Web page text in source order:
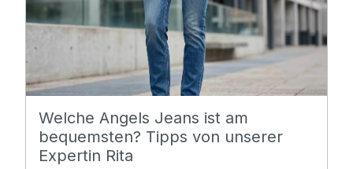
Welche Angels Jeans ist am
bequemsten? Tipps von unserer
Expertin Rita